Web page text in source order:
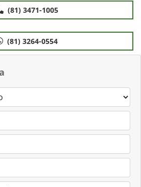
(81) 3471-1005
(81) 3264-0554